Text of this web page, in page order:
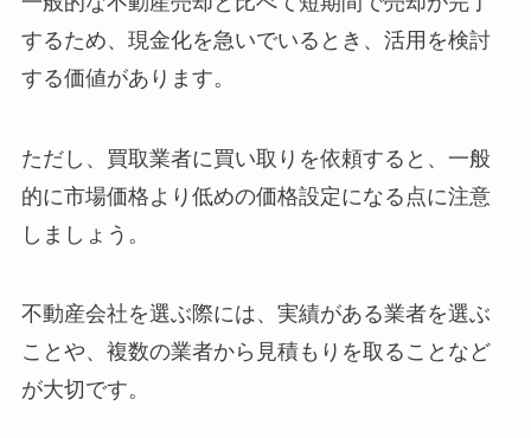
するため、現金化を急いでいるとき、活用を検討
する価値があります。
ただし、買取業者に買い取りを依頼すると、一般
的に市場価格より低めの価格設定になる点に注意
しましょう。
不動産会社を選ぶ際には、実績がある業者を選ぶ
ことや、複数の業者から見積もりを取ることなど
が大切です。